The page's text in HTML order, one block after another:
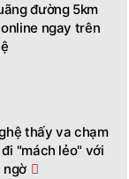
đường 5km
ngay trên
thấy va chạm
"mách lẻo" với
ngờ